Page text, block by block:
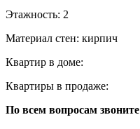
Этажность: 2
Материал стен: кирпич
Квартир в доме:
Квартиры в продаже:
По всем вопросам звоните